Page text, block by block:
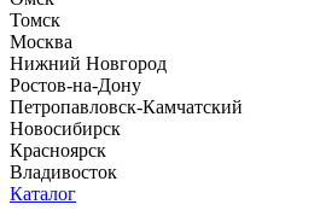
Томск
Москва
Нижний Новгород
Ростов-на-Дону
Петропавловск-Камчатский
Новосибирск
Красноярск
Владивосток
Каталог